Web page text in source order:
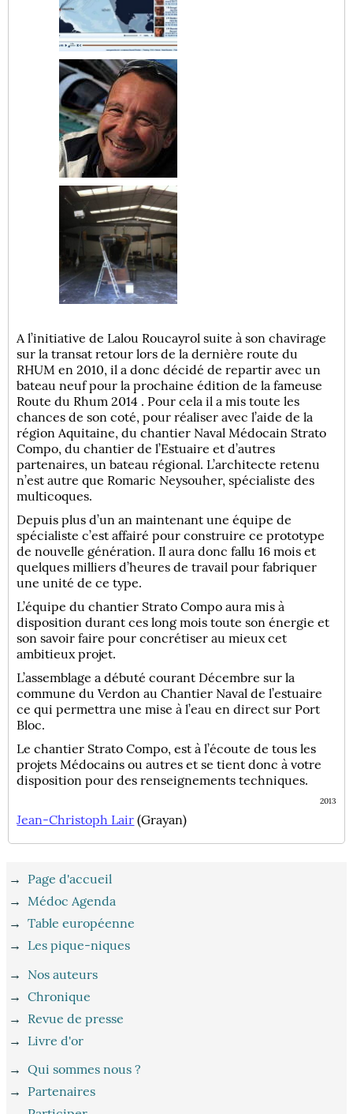
A l’initiative de Lalou Roucayrol suite à son chavirage
sur la transat retour lors de la dernière route du
RHUM en 2010, il a donc décidé de repartir avec un
bateau neuf pour la prochaine édition de la fameuse
Route du Rhum 2014 . Pour cela il a mis toute les
chances de son coté, pour réaliser avec l’aide de la
région Aquitaine, du chantier Naval Médocain Strato
Compo, du chantier de l’Estuaire et d’autres
partenaires, un bateau régional. L’architecte retenu
n’est autre que Romaric Neysouher, spécialiste des
multicoques.
Depuis plus d’un an maintenant une équipe de
spécialiste c’est affairé pour construire ce prototype
de nouvelle génération. Il aura donc fallu 16 mois et
quelques milliers d’heures de travail pour fabriquer
une unité de ce type.
L’équipe du chantier Strato Compo aura mis à
disposition durant ces long mois toute son énergie et
son savoir faire pour concrétiser au mieux cet
ambitieux projet.
L’assemblage a débuté courant Décembre sur la
commune du Verdon au Chantier Naval de l’estuaire
ce qui permettra une mise à l’eau en direct sur Port
Bloc.
Le chantier Strato Compo, est à l’écoute de tous les
projets Médocains ou autres et se tient donc à votre
disposition pour des renseignements techniques.
2013
Jean-Christoph Lair (Grayan)
→ Page d'accueil
→Médoc Agenda
→Table européenne
→ Les pique-niques
→ Nos auteurs
→Chronique
→ Revue de presse
→ Livre d'or
→Qui sommes nous ?
→ Partenaires